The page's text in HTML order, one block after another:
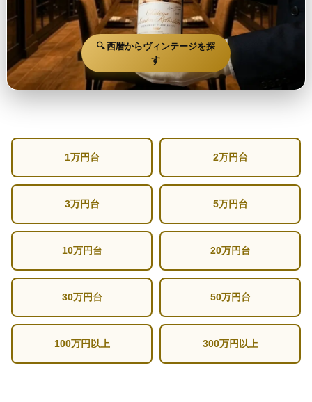
🔍 西暦からヴィンテージを探
す
1万円台 2万円台
3万円台 5万円台
10万円台 20万円台
30万円台 50万円台
100万円以上 300万円以上